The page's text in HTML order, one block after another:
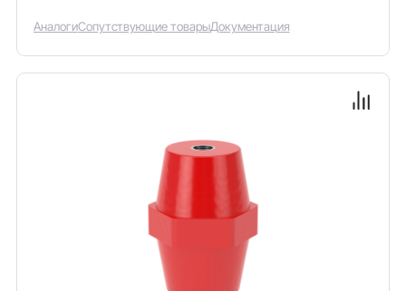
АналогиСопутствующие товарыДокументация